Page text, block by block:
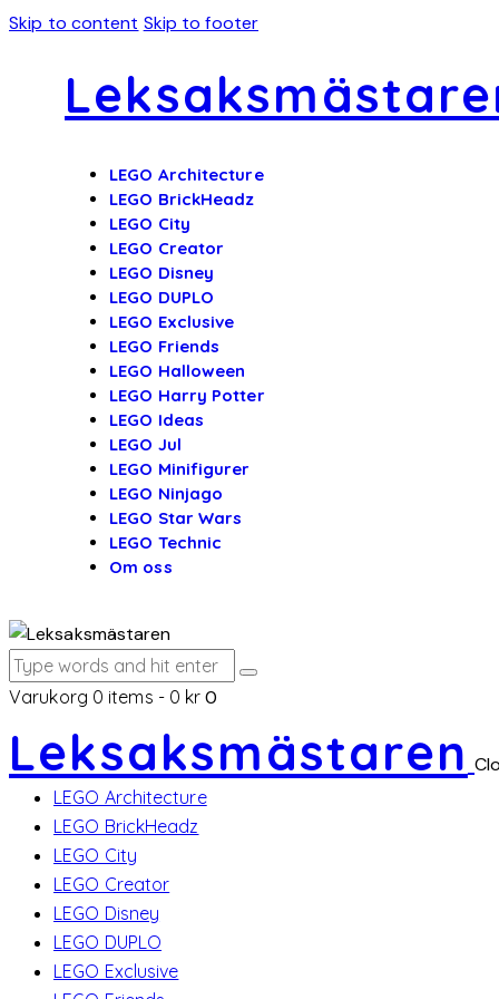
Skip to content Skip to footer
LEGO Architecture
LEGO BrickHeadz
LEGO City
LEGO Creator
LEGO Disney
LEGO DUPLO
LEGO Exclusive
LEGO Friends
LEGO Halloween
LEGO Harry Potter
LEGO Ideas
LEGO Jul
LEGO Minifigurer
LEGO Ninjago
LEGO Star Wars
LEGO Technic
Om oss
Varukorg 0 items - 0 kr 0
Leksaksmästaren
LEGO Architecture
LEGO BrickHeadz
LEGO City
LEGO Creator
LEGO Disney
LEGO DUPLO
LEGO Exclusive